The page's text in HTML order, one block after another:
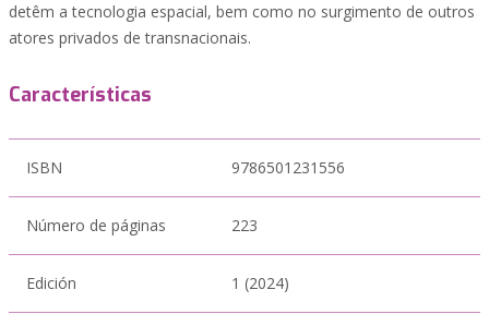
detêm a tecnologia espacial, bem como no surgimento de outros
atores privados de transnacionais.
Características
ISBN 9786501231556
Número de páginas 223
Edición 1 (2024)